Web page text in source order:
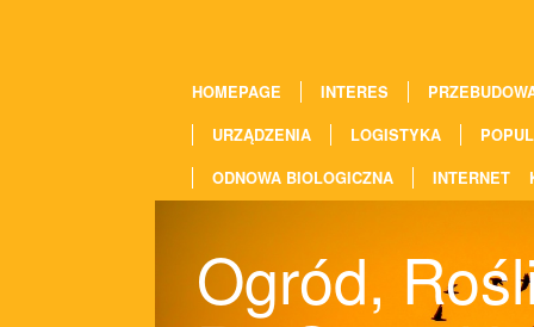
HOMEPAGE INTERES
URZĄDZENIA
LOGISTYKA
ODNOWA BIOLOGICZNA
INTERNET
Ogród,